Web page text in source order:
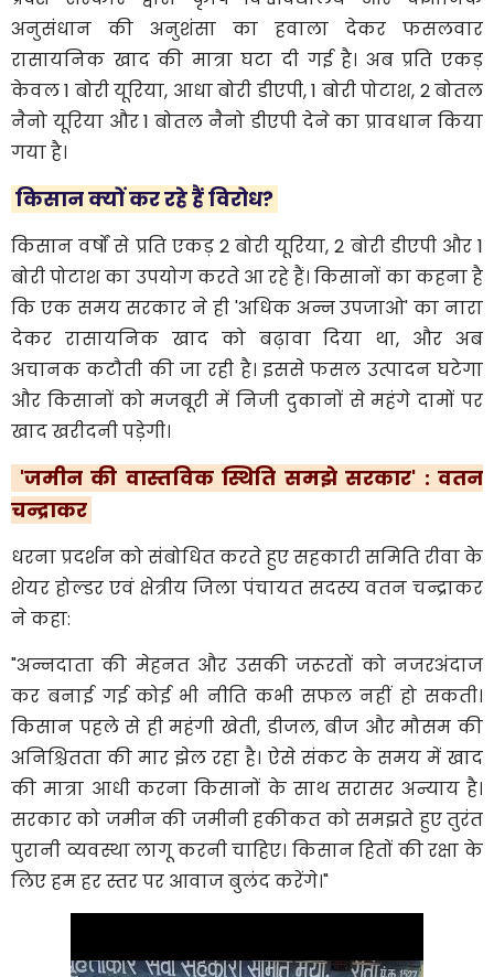
अनुसंधान की अनुशंसा का हवाला देकर फसलवार
रासायनिक खाद की मात्रा घटा दी गई है। अब प्रति एकड़
केवल 1 बोरी यूरिया, आधा बोरी डीएपी, 1 बोरी पोटाश, 2 बोतल
नैनो यूरिया और 1 बोतल नैनो डीएपी देने का प्रावधान किया
गया है।
​किसान क्यों कर रहे हैं विरोध?
किसान वर्षों से प्रति एकड़ 2 बोरी यूरिया, 2 बोरी डीएपी और 1
बोरी पोटाश का उपयोग करते आ रहे हैं। किसानों का कहना है
कि एक समय सरकार ने ही 'अधिक अन्न उपजाओ' का नारा
देकर रासायनिक खाद को बढ़ावा दिया था, और अब
अचानक कटौती की जा रही है। इससे फसल उत्पादन घटेगा
और किसानों को मजबूरी में निजी दुकानों से महंगे दामों पर
खाद खरीदनी पड़ेगी।
​ 'जमीन की वास्तविक स्थिति समझे सरकार' : वतन
चन्द्राकर
​धरना प्रदर्शन को संबोधित करते हुए सहकारी समिति रीवा के
शेयर होल्डर एवं क्षेत्रीय जिला पंचायत सदस्य वतन चन्द्राकर
ने कहा:
​"अन्नदाता की मेहनत और उसकी जरूरतों को नजरअंदाज
कर बनाई गई कोई भी नीति कभी सफल नहीं हो सकती।
किसान पहले से ही महंगी खेती, डीजल, बीज और मौसम की
अनिश्चितता की मार झेल रहा है। ऐसे संकट के समय में खाद
की मात्रा आधी करना किसानों के साथ सरासर अन्याय है।
सरकार को जमीन की जमीनी हकीकत को समझते हुए तुरंत
पुरानी व्यवस्था लागू करनी चाहिए। किसान हितों की रक्षा के
लिए हम हर स्तर पर आवाज बुलंद करेंगे।"